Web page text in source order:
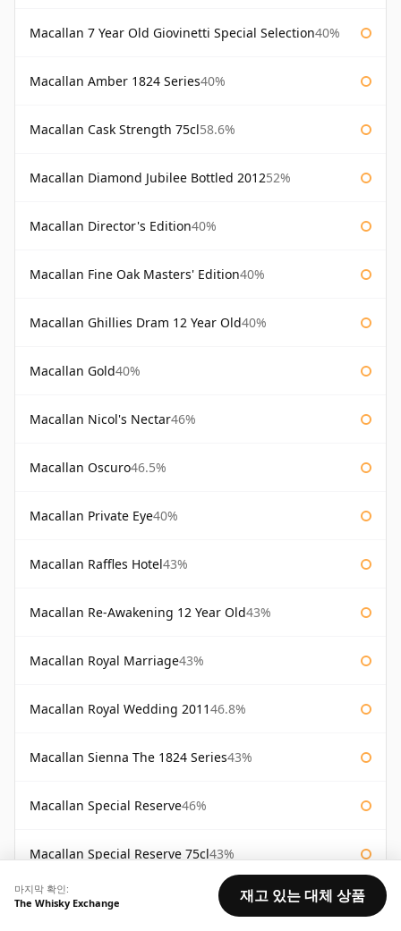
Macallan 7 Year Old Giovinetti Special Selection40%
Macallan Amber 1824 Series40%
Macallan Cask Strength 75cl58.6%
Macallan Diamond Jubilee Bottled 201252%
Macallan Director's Edition40%
Macallan Fine Oak Masters' Edition40%
Macallan Ghillies Dram 12 Year Old40%
Macallan Gold40%
Macallan Nicol's Nectar46%
Macallan Oscuro46.5%
Macallan Private Eye40%
Macallan Raffles Hotel43%
Macallan Re-Awakening 12 Year Old43%
Macallan Royal Marriage43%
Macallan Royal Wedding 201146.8%
Macallan Sienna The 1824 Series43%
Macallan Special Reserve46%
Macallan Special Reserve 75cl43%
재고 상태: 좋음 보통 적음
마지막 확인:
The Whisky Exchange
재고 있는 대체 상품